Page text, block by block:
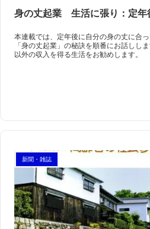
身の丈起業 生活に張り：定
本連載では、定年後に自分の身の丈に合
「身の丈起業」の秘訣を順番にお話しし
以外の収入を得る生活をお勧めします。
新聞・雑誌